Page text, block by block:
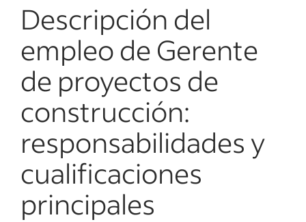
Descripción del
empleo de Gerente
de proyectos de
construcción:
responsabilidades y
cualificaciones
principales